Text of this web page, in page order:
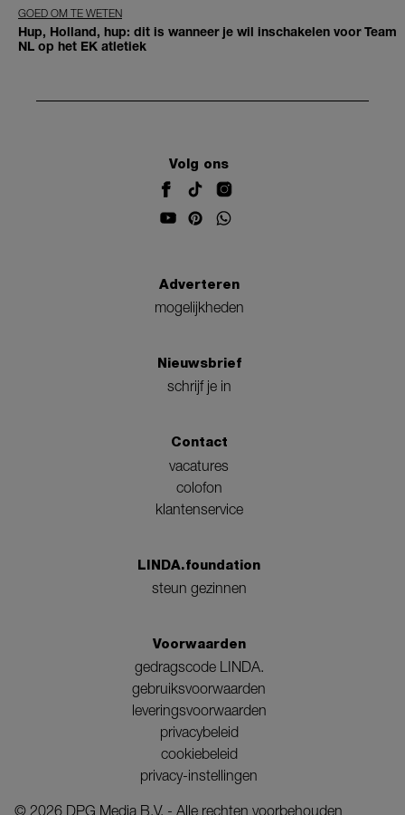
GOED OM TE WETEN
Hup, Holland, hup: dit is wanneer je wil inschakelen voor Team
NL op het EK atletiek
Volg ons
Adverteren
mogelijkheden
Nieuwsbrief
schrijf je in
Contact
vacatures
colofon
klantenservice
LINDA.foundation
steun gezinnen
Voorwaarden
gedragscode LINDA.
gebruiksvoorwaarden
leveringsvoorwaarden
privacybeleid
cookiebeleid
privacy-instellingen
© 2026 DPG Media B.V. - Alle rechten voorbehouden